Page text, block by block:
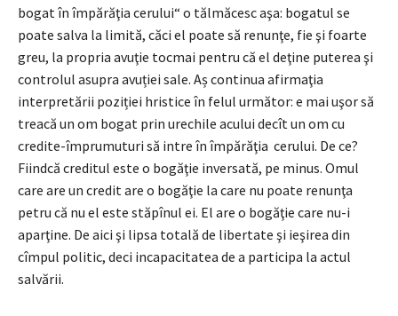
bogat în împărăţia cerului“ o tălmăcesc aşa: bogatul se
poate salva la limită, căci el poate să renunţe, fie şi foarte
greu, la propria avuţie tocmai pentru că el deţine puterea şi
controlul asupra avuției sale. Aș continua afirmaţia
interpretării poziției hristice în felul următor: e mai uşor să
treacă un om bogat prin urechile acului decît un om cu
credite-împrumuturi să intre în împărăţia cerului. De ce?
Fiindcă creditul este o bogăţie inversată, pe minus. Omul
care are un credit are o bogăţie la care nu poate renunţa
petru că nu el este stăpînul ei. El are o bogăţie care nu-i
aparţine. De aici şi lipsa totală de libertate şi ieşirea din
cîmpul politic, deci incapacitatea de a participa la actul
salvării.